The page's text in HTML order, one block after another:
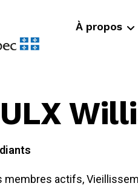
À propos
membres actifs,